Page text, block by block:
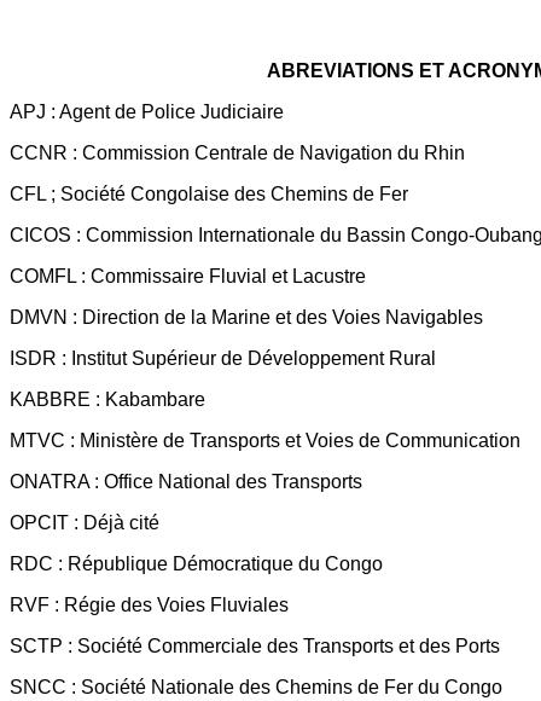
ABREVIATIONS ET
APJ : Agent de Police Judiciaire
CCNR : Commission Centrale de Navigation du Rhin
CFL ; Société Congolaise des Chemins de Fer
CICOS : Commission Internationale du Bassin Congo-
COMFL : Commissaire Fluvial et Lacustre
DMVN : Direction de la Marine et des Voies Navigables
ISDR : Institut Supérieur de Développement Rural
KABBRE : Kabambare
MTVC : Ministère de Transports et Voies de Communication
ONATRA : Office National des Transports
OPCIT : Déjà cité
RDC : République Démocratique du Congo
RVF : Régie des Voies Fluviales
SCTP : Société Commerciale des Transports et des Ports
SNCC : Société Nationale des Chemins de Fer du Congo